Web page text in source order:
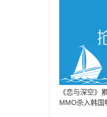
《恋与深空》
MMO杀入韩国